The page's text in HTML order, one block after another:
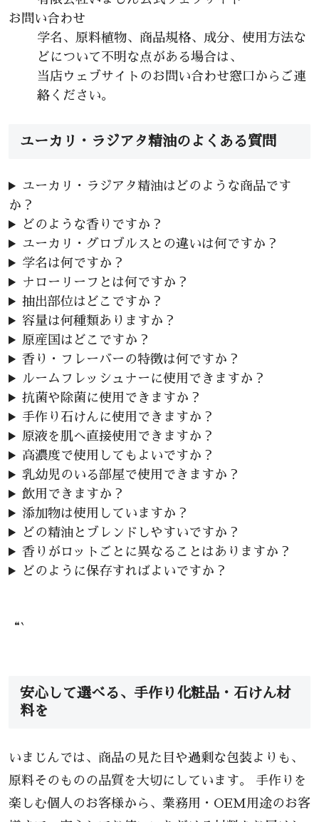
お問い合わせ
学名、原料植物、商品規格、成分、使用方法な
どについて不明な点がある場合は、
当店ウェブサイトのお問い合わせ窓口からご連
絡ください。
ユーカリ・ラジアタ精油のよくある質問
ユーカリ・ラジアタ精油はどのような商品です
か？
どのような香りですか？
ユーカリ・グロブルスとの違いは何ですか？
学名は何ですか？
ナローリーフとは何ですか？
抽出部位はどこですか？
容量は何種類ありますか？
原産国はどこですか？
香り・フレーバーの特徴は何ですか？
ルームフレッシュナーに使用できますか？
抗菌や除菌に使用できますか？
手作り石けんに使用できますか？
原液を肌へ直接使用できますか？
高濃度で使用してもよいですか？
乳幼児のいる部屋で使用できますか？
飲用できますか？
添加物は使用していますか？
どの精油とブレンドしやすいですか？
香りがロットごとに異なることはありますか？
どのように保存すればよいですか？
“`
安心して選べる、手作り化粧品・石けん材
料を
いまじんでは、商品の見た目や過剰な包装よりも、
原料そのものの品質を大切にしています。 手作りを
楽しむ個人のお客様から、業務用・OEM用途のお客